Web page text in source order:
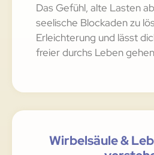
Das Gefühl, alte Lasten
seelische Blockaden zu
Erleichterung und lässt
freier durchs Leben
Wirbelsäule &